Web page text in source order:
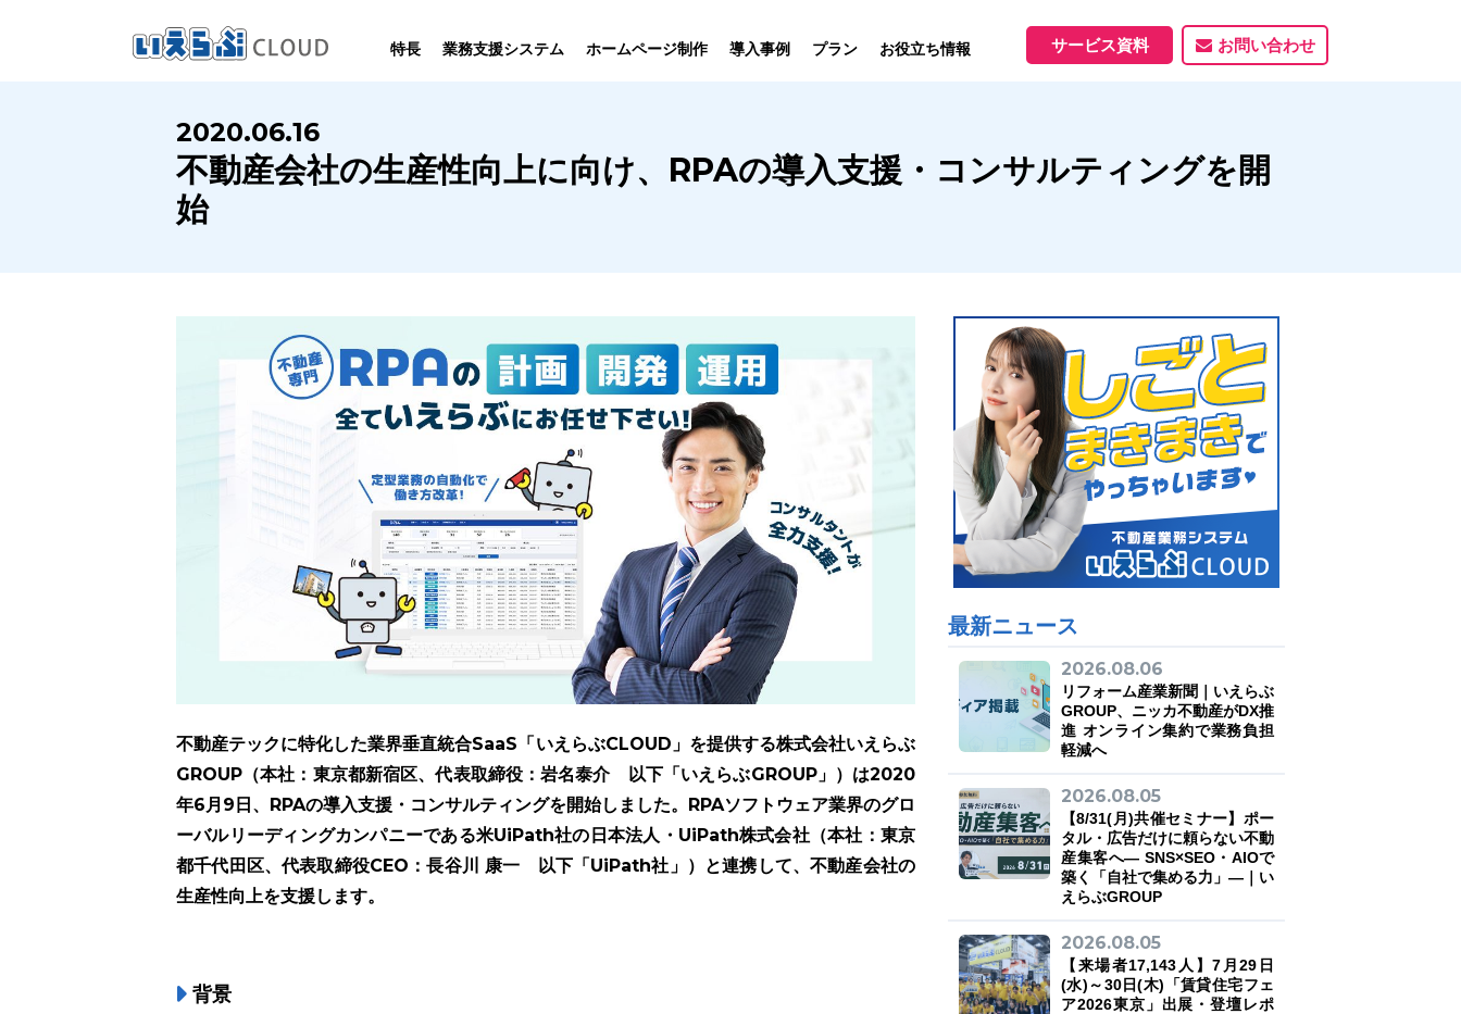
特長 業務支援システム
SYSTEM
いえらぶCLOUDは不動産業務を
幅広く支援しています。
賃貸仲介
業務向け機能 業務向け機能
賃貸管理
業務向け機能
サービス一覧
ホームページ制作
HOMEPAGE
いえらぶは集客用ホームページを
不動産業に特化して制作しています。
制作について
制作の流れ
制作実績
導入事例
PERFORMANCE
いえらぶCLOUDを実際にご利用の
お客様の声と制作実績のご紹介です。
ユーザーインタビュー ホームページ制作実績
プラン お役立ち情報
INFORMATION
いえらぶCLOUDや不動産業界に関する
ニュース･ノウハウをお伝えします。
ニュース一覧 お役立ちブログ 資料ダウンロード
サービス資料 お問い合わせ
2020.06.16
不動産会社の生産性向上に向け、RPAの導入支援・コンサルティングを開
始
不動産テックに特化した業界垂直統合SaaS「いえらぶCLOUD」を提供する株式会社いえらぶ
GROUP（本社：東京都新宿区、代表取締役：岩名泰介 以下「いえらぶGROUP」）は2020
年6月9日、RPAの導入支援・コンサルティングを開始しました。RPAソフトウェア業界のグロ
ーバルリーディングカンパニーである米UiPath社の日本法人・UiPath株式会社（本社：東京
都千代田区、代表取締役CEO：長谷川 康一 以下「UiPath社」）と連携して、不動産会社の
生産性向上を支援します。
背景
最新ニュース
2026.08.06
リフォーム産業新聞｜いえらぶ
GROUP、ニッカ不動産がDX推
進 オンライン集約で業務負担
軽減へ
2026.08.05
【8/31(月)共催セミナー】ポー
タル・広告だけに頼らない不動
産集客へ― SNS×SEO・AIOで
築く「自社で集める力」―｜い
えらぶGROUP
2026.08.05
【来場者17,143人】7月29日
(水)～30日(木)「賃貸住宅フェ
ア2026東京」出展・登壇レポ